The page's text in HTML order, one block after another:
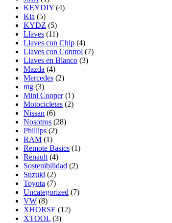
KEYDIY (4)
Kia (5)
KYDZ (5)
Llaves (11)
Llaves con Chip (4)
Llaves con Control (7)
Llaves en Blanco (3)
Mazda (4)
Mercedes (2)
mg (3)
Mini Cooper (1)
Motocicletas (2)
Nissan (6)
Nosotros (28)
Phillips (2)
RAM (1)
Remote Basics (1)
Renault (4)
Sostenibilidad (2)
Suzuki (2)
Toyota (7)
Uncategorized (7)
VW (8)
XHORSE (12)
XTOOL (3)